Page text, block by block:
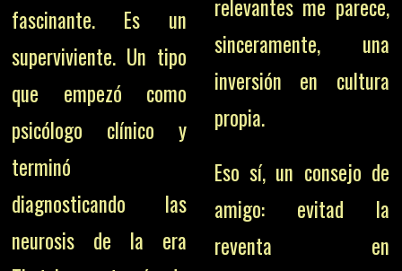
fascinante. Es un
superviviente. Un tipo
que empezó como
psicólogo clínico y
terminó
diagnosticando las
neurosis de la era
relevantes me parece,
sinceramente, una
inversión en cultura
propia.
Eso sí, un consejo de
amigo: evitad la
reventa en